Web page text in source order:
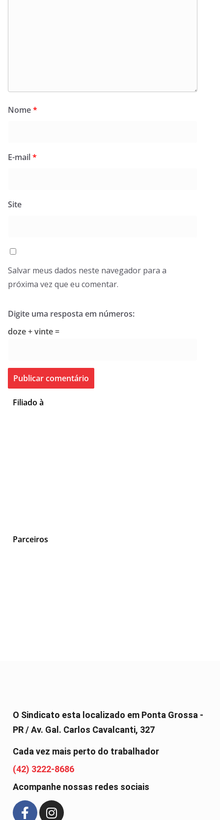
Nome*
E-mail*
Site
Salvar meus dados neste navegador para a
próxima vez que eu comentar.
Digite uma resposta em números:
doze + vinte =
Filiado à
Parceiros
O Sindicato esta localizado em Ponta Grossa -
PR / Av. Gal. Carlos Cavalcanti, 327
Cada vez mais perto do trabalhador
(42) 3222-8686
Acompanhe nossas redes sociais